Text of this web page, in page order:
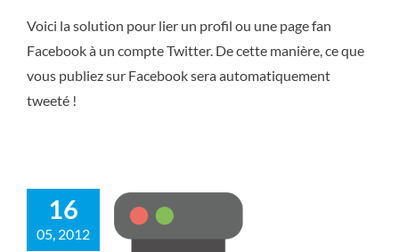
Voici la solution pour lier un profil ou une page fan
Facebook à un compte Twitter. De cette manière, ce que
vous publiez sur Facebook sera automatiquement
tweeté !
16
05, 2012
Facebook Page